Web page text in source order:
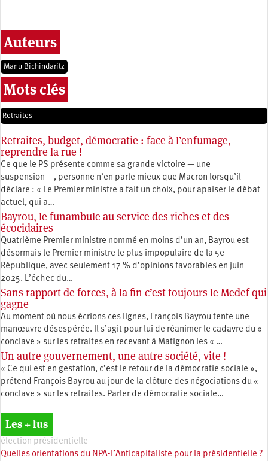
Auteurs
Manu Bichindaritz
Mots clés
Retraites
Retraites, budget, démocratie : face à l’enfumage,
reprendre la rue !
Ce que le PS présente comme sa grande victoire — une
suspension —, personne n’en parle mieux que Macron lorsqu’il
déclare : « Le Premier ministre a fait un choix, pour apaiser le débat
actuel, qui a…
Bayrou, le funambule au service des riches et des
écocidaires
Quatrième Premier ministre nommé en moins d’un an, Bayrou est
désormais le Premier ministre le plus impopulaire de la 5e
République, avec seulement 17 % d’opinions favorables en juin
2025. L’échec du…
Sans rapport de forces, à la fin c’est toujours le Medef qui
gagne
Au moment où nous écrions ces lignes, François Bayrou tente une
manœuvre désespérée. Il s’agit pour lui de réanimer le cadavre du «
conclave » sur les retraites en recevant à Matignon les « …
Un autre gouvernement, une autre société, vite !
« Ce qui est en gestation, c’est le retour de la démocratie sociale »,
prétend François Bayrou au jour de la clôture des négociations du «
conclave » sur les retraites. Parler de démocratie sociale…
Les + lus
élection présidentielle
Quelles orientations du NPA-l’Anticapitaliste pour la présidentielle ?